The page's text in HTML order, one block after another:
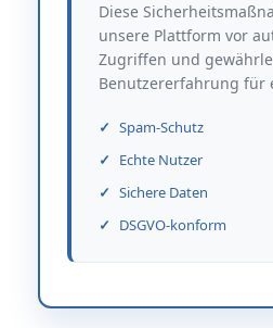
Diese
unsere Plattform vor
Zugriffen und
Benutzererfahrung für
Spam-Schutz
Echte Nutzer
Sichere Daten
DSGVO-konform